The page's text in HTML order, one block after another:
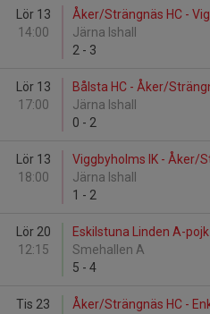
Lör 13
14:00
Åker/Strängnäs HC -
Järna Ishall
2 - 3
Lör 13
17:00
Bålsta HC - Åker/
Järna Ishall
0 - 2
Lör 13
18:00
Viggbyholms IK - Åker/
Järna Ishall
1 - 2
Lör 20
12:15
Eskilstuna Linden A-
Smehallen A
5 - 4
Tis 23
Åker/Strängnäs HC -